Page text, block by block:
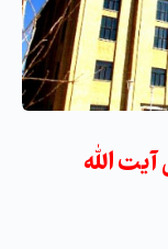
الله